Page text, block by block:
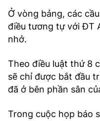
Ở vòng bảng, các
điều tương tự với ĐT
nhở.
Theo điều luật thứ 8
sẽ chỉ được bắt đầu
đã ở bên phần sân
Trong cuộc họp báo